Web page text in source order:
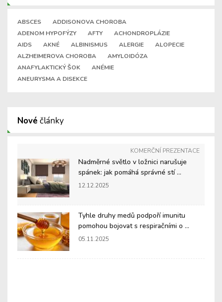
ABSCES
ADDISONOVA CHOROBA
ADENOM HYPOFÝZY
AFTY
ACHONDROPLÁZIE
AIDS
AKNÉ ALBINISMUS ALERGIE
ALOPECIE
ALZHEIMEROVA CHOROBA
AMYLOIDÓZA
ANAFYLAKTICKÝ ŠOK
ANÉMIE
ANEURYSMA A DISEKCE
Nové články
KOMERČNÍ PREZENTACE
Nadměrné světlo v ložnici narušuje
spánek: jak pomáhá správné stí ...
12.12.2025
Tyhle druhy medů podpoří imunitu
pomohou bojovat s respiračními o ...
05.11.2025